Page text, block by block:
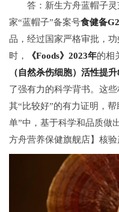
答：新生方舟蓝帽子
家“蓝帽子”备案号食健备
品，经过国家严格审批，
时，
《Foods》2023年的相
（自然杀伤细胞）活性提
了强有力的科学背书。这
其“比较好”的有力证明，
单”中，基于科学和品质做
方舟营养保健旗舰店】核验